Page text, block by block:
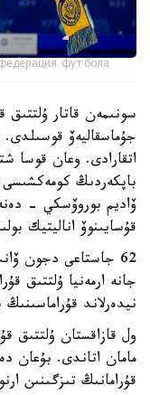
футбола
سونىمەن قاتار ۇلتتىق
جۇماسقاليەۆ
اتقارادى. وعان قوسا
باپكەردىڭ
ۆاديم بوروۆسكي -
قۇسايىنوۆ اناليتيك
62 جاستاعى دجون
جانە ارمەنيا ۇلتتىق
نيدەرلاند
ول قازاقستان ۇلتتىق
قۇرامانىڭ تىزگىنىن